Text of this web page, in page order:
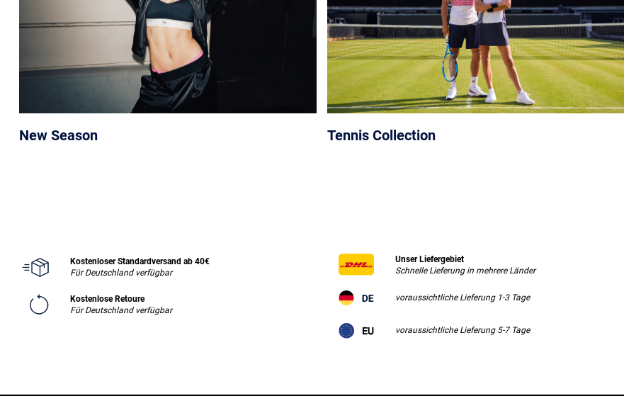
New Season Tennis Collection
Kostenloser Standardversand ab 40€
Für Deutschland verfügbar
Kostenlose Retoure
Für Deutschland verfügbar
Unser Liefergebiet
Schnelle Lieferung in mehrere Länder
voraussichtliche Lieferung 1-3 Tage
voraussichtliche Lieferung 5-7 Tage